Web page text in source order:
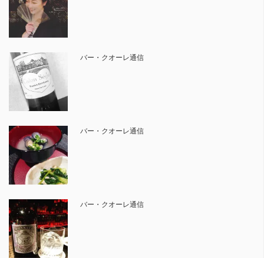
バー・クオーレ通信
バー・クオーレ通信
バー・クオーレ通信